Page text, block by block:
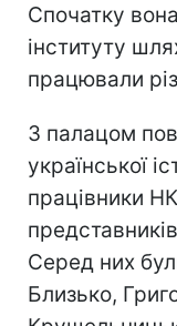
Спочатку
інституту
працювали
З палацом
української
працівники
представників
Серед них
Близько,